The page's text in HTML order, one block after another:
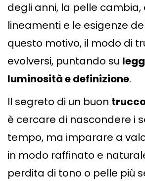
degli anni, la pelle cambia,
lineamenti e le esigenze
questo motivo, il modo di
evolversi, puntando su
luminosità e definizione.
Il segreto di un buon
è cercare di nascondere i
tempo, ma imparare a
in modo raffinato e
perdita di tono o pelle più